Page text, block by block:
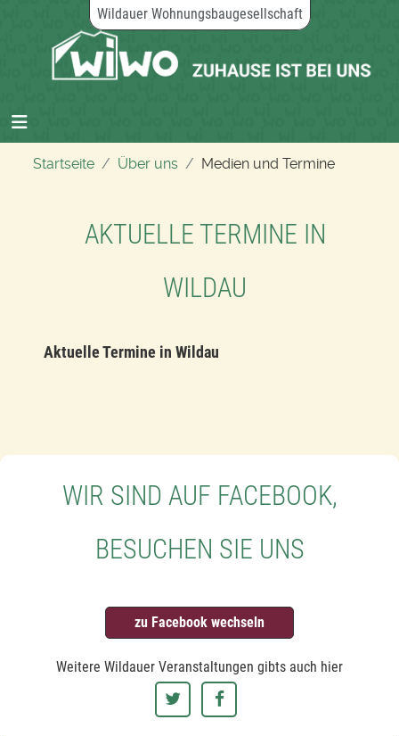
Wildauer Wohnungsbaugesellschaft
Startseite Über uns Medien und Termine
AKTUELLE TERMINE IN
WILDAU
Aktuelle Termine in Wildau
WIR SIND AUF FACEBOOK,
BESUCHEN SIE UNS
zu Facebook wechseln
Weitere Wildauer Veranstaltungen gibts auch hier